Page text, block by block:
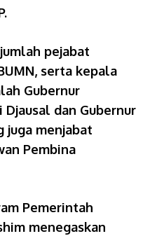
pejabat
serta kepala
Gubernur
Djausal dan Gubernur
juga menjabat
Pembina
Pemerintah
menegaskan